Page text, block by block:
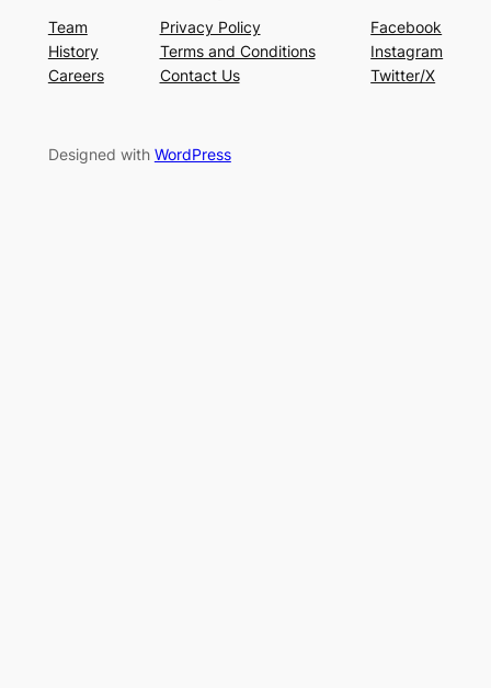
Team
History
Careers
Privacy Policy
Terms and Conditions
Contact Us
Facebook
Instagram
Twitter/X
Designed with WordPress